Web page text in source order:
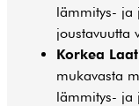
lämmitys- ja
joustavuutta
Korkea
mukavasta
lämmitys- ja